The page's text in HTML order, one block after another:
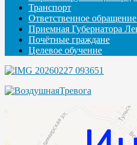
Транспорт
Ответственное
Приемная Губернатора
Почётные граждане
Целевое обучение